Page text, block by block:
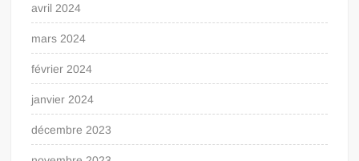
avril 2024
mars 2024
février 2024
janvier 2024
décembre 2023